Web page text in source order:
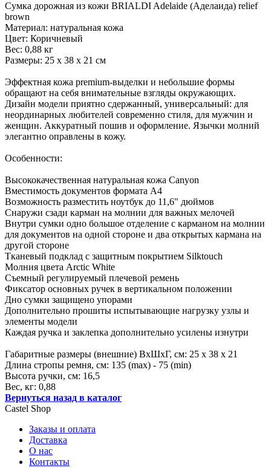
Сумка дорожная из кожи BRIALDI Adelaide (Аделаида) relief
brown
Материал: натуральная кожа
Цвет: Коричневый
Вес: 0,88 кг
Размеры: 25 х 38 х 21 см
Эффектная кожа premium-выделки и небольшие формы
обращают на себя внимательные взгляды окружающих.
Дизайн модели приятно сдержанный, универсальный: для
неординарных любителей современно стиля, для мужчин и
женщин. Аккуратный пошив и оформление. Язычки молний
элегантно оправлены в кожу.
Особенности:
Высококачественная натуральная кожа Canyon
Вместимость документов формата А4
Возможность разместить ноутбук до 11,6" дюймов
Снаружи сзади карман на молнии для важных мелочей
Внутри сумки одно большое отделение с карманом на молнии
для документов на одной стороне и два открытых кармана на
другой стороне
Тканевый подклад с защитным покрытием Silktouch
Молния цвета Arctic White
Съемный регулируемый плечевой ремень
Фиксатор основных ручек в вертикальном положении
Дно сумки защищено упорами
Дополнительно прошиты испытывающие нагрузку узлы и
элементы модели
Каждая ручка и заклепка дополнительно усилены изнутри
Габаритные размеры (внешние) ВхШхГ, см: 25 х 38 х 21
Длина стропы ремня, см: 135 (max) - 75 (min)
Высота ручки, см: 16,5
Вес, кг: 0,88
Вернуться назад в каталог
Castel Shop
Заказы и оплата
Доставка
О нас
Контакты